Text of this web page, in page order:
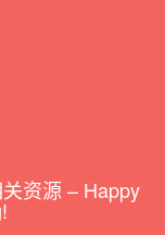
资源 – Happy